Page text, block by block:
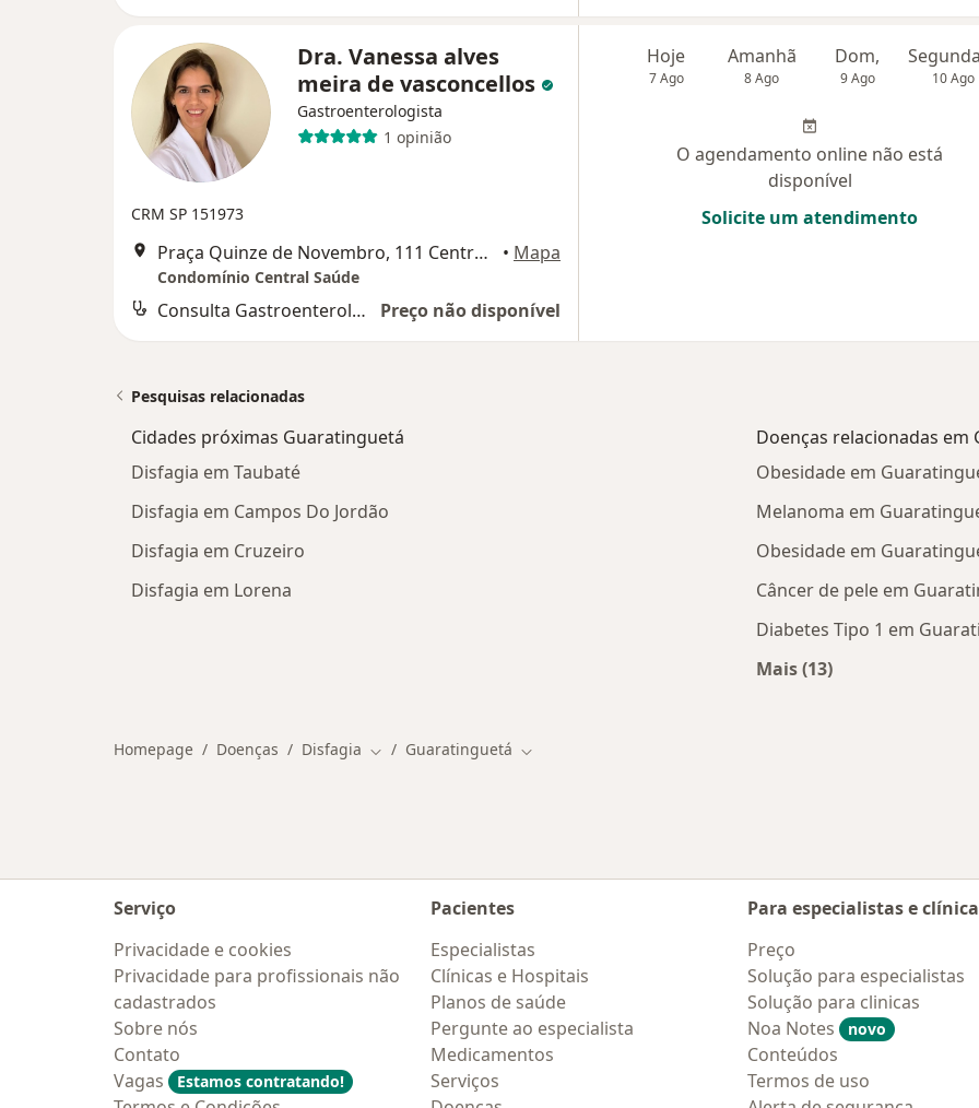
Dra. Vanessa alves
meira de vasconcellos
Gastroenterologista
1 opinião
CRM SP 151973
Praça Quinze de Novembro, 111 Centro, Guaratinguetá • Mapa
Condomínio Central Saúde
Consulta Gastroenterologia Preço não disponível
Hoje
7 Ago
Amanhã
8 Ago
Dom,
9 Ago 10 Ago
O agendamento online não está
disponível
Solicite um atendimento
Pesquisas relacionadas
Cidades próximas Guaratinguetá
Disfagia em Taubaté
Disfagia em Campos Do Jordão
Disfagia em Cruzeiro
Disfagia em Lorena
Doenças relacionadas em
Obesidade em
Melanoma em
Obesidade em
Câncer de pele em
Diabetes Tipo 1 em
Mais (13)
Homepage Doenças Disfagia Mudar de cidade
Guaratinguetá Mudar de cidade
Serviço
Privacidade e cookies
Privacidade para profissionais não
cadastrados
Sobre nós
Contato
Vagas
Estamos contratando!
Pacientes
Especialistas
Clínicas e Hospitais
Planos de saúde
Pergunte ao especialista
Medicamentos
Serviços
Para especialistas e
Preço
Solução para especialistas
Solução para clinicas
Noa Notes
novo
Conteúdos
Termos de uso